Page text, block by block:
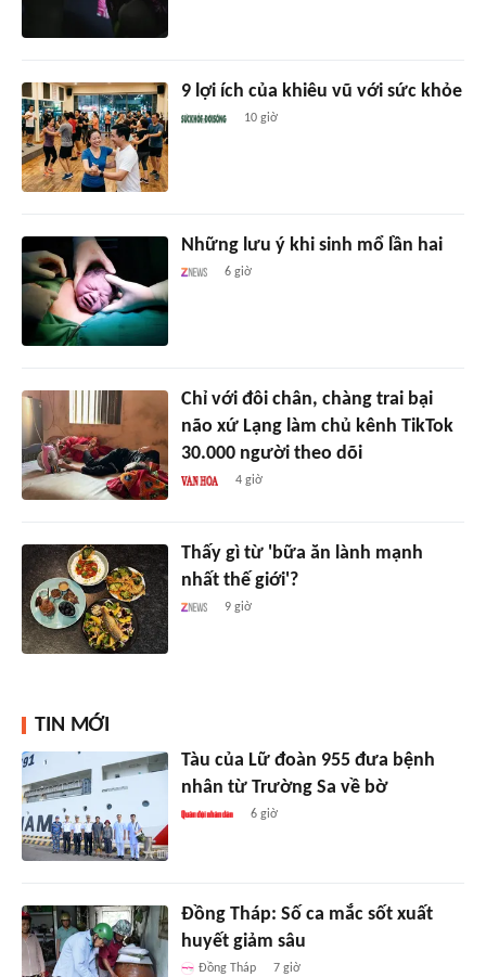
9 lợi ích của khiêu vũ với sức khỏe
10 giờ
Những lưu ý khi sinh mổ lần hai
6 giờ
Chỉ với đôi chân, chàng trai bại
não xứ Lạng làm chủ kênh TikTok
30.000 người theo dõi
4 giờ
Thấy gì từ 'bữa ăn lành mạnh
nhất thế giới'?
9 giờ
TIN MỚI
Tàu của Lữ đoàn 955 đưa bệnh
nhân từ Trường Sa về bờ
6 giờ
Đồng Tháp: Số ca mắc sốt xuất
huyết giảm sâu
Đồng Tháp 7 giờ